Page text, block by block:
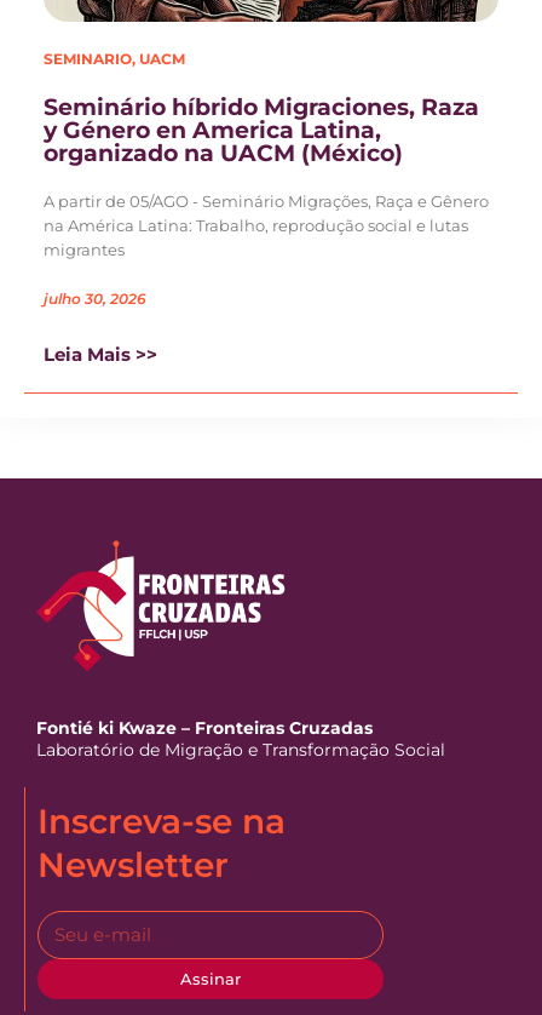
SEMINARIO, UACM
Seminário híbrido Migraciones, Raza
y Género en America Latina,
organizado na UACM (México)
A partir de 05/AGO - Seminário Migrações, Raça e Gênero
na América Latina: Trabalho, reprodução social e lutas
migrantes
julho 30, 2026
Leia Mais >>
Fontié ki Kwaze – Fronteiras Cruzadas
Laboratório de Migração e Transformação Social
Inscreva-se na
Newsletter
Assinar